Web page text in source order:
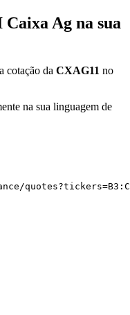
Caixa Ag na sua
cotação da CXAG11 no
na sua linguagem de
quotes?tickers=